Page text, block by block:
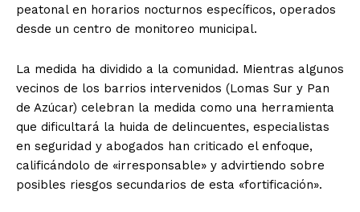
peatonal en horarios nocturnos específicos, operados
desde un centro de monitoreo municipal.
La medida ha dividido a la comunidad. Mientras algunos
vecinos de los barrios intervenidos (Lomas Sur y Pan
de Azúcar) celebran la medida como una herramienta
que dificultará la huida de delincuentes, especialistas
en seguridad y abogados han criticado el enfoque,
calificándolo de «irresponsable» y advirtiendo sobre
posibles riesgos secundarios de esta «fortificación».